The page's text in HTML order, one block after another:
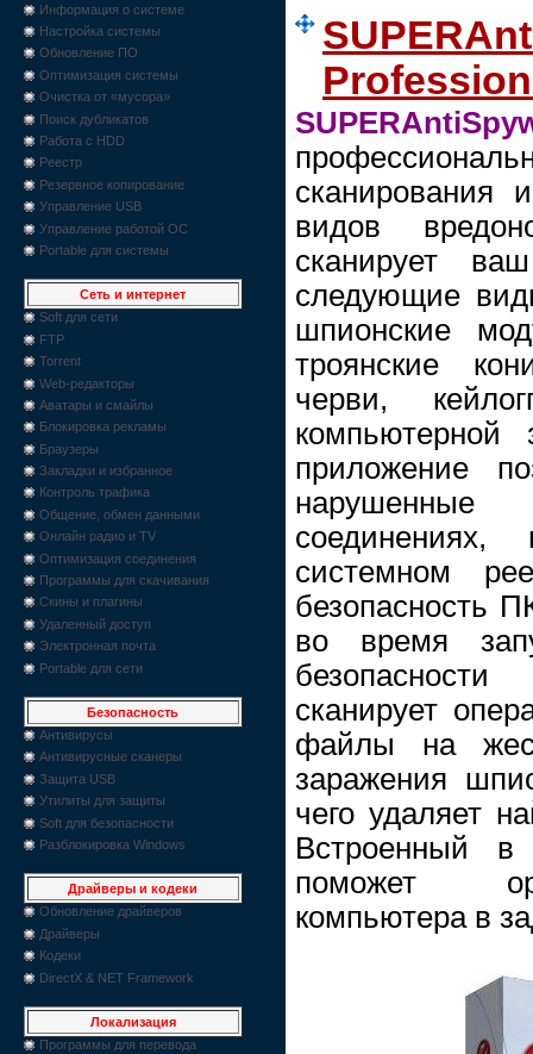
Информация о системе
Настройка системы
Обновление ПО
Оптимизация системы
Очистка от «мусора»
Поиск дубликатов
Работа с HDD
Реестр
Резервное копирование
Управление USB
Управление работой ОС
Portable для системы
Сеть и интернет
Soft для сети
FTP
Torrent
Web-редакторы
Аватары и смайлы
Блокировка рекламы
Браузеры
Закладки и избранное
Контроль трафика
Общение, обмен данными
Онлайн радио и TV
Оптимизация соединения
Программы для скачивания
Скины и плагины
Удаленный доступ
Электронная почта
Portable для сети
Безопасность
Антивирусы
Антивирусные сканеры
Защита USB
Утилиты для защиты
Soft для безопасности
Разблокировка Windows
Драйверы и кодеки
Обновление драйверов
Драйверы
Кодеки
DirectX & NET Framework
Локализация
Программы для перевода
сканирования
видов
сканирует
следующие
шпионские
троянские
черви,
компьютерной
приложение
системном
безопасность
во время
сканирует
файлы на
заражения
чего удаляет
Встроенный в
поможет
компьютера в